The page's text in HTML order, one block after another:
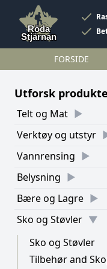
FORSIDE
Utforsk
Telt og Mat
Verktøy og utstyr
Vannrensing
Belysning
Bære og Lagre
Sko og Støvler
Sko og Støvler
Tilbehør and